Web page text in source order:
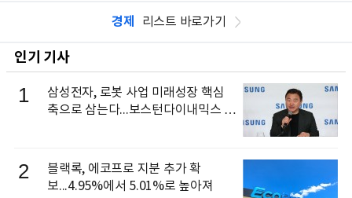
경제 리스트 바로가기
인기 기사
1
삼성전자, 로봇 사업 미래성장 핵심
축으로 삼는다...보스턴다이내믹스 출
2
블랙록, 에코프로 지분 추가 확
보...4.95%에서 5.01%로 높아져